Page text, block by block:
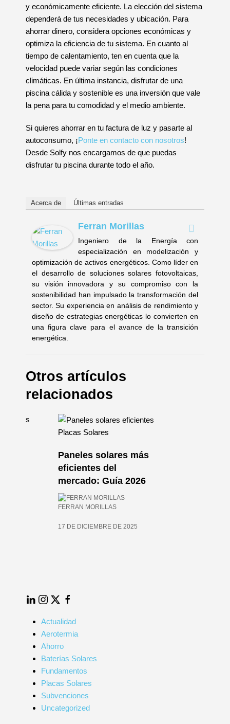
y económicamente eficiente. La elección del sistema
dependerá de tus necesidades y ubicación. Para
ahorrar dinero, considera opciones económicas y
optimiza la eficiencia de tu sistema. En cuanto al
tiempo de calentamiento, ten en cuenta que la
velocidad puede variar según las condiciones
climáticas. En última instancia, disfrutar de una
piscina cálida y sostenible es una inversión que vale
la pena para tu comodidad y el medio ambiente.
Si quieres ahorrar en tu factura de luz y pasarte al
autoconsumo, ¡Ponte en contacto con nosotros!
Desde Solfy nos encargamos de que puedas
disfrutar tu piscina durante todo el año.
Acerca de Últimas entradas
Ferran Morillas
Ingeniero de la Energía con
especialización en modelización y
optimización de activos energéticos. Como líder en
el desarrollo de soluciones solares fotovoltaicas,
su visión innovadora y su compromiso con la
sostenibilidad han impulsado la transformación del
sector. Su experiencia en análisis de rendimiento y
diseño de estrategias energéticas lo convierten en
una figura clave para el avance de la transición
energética.
Otros artículos
relacionados
Placas Solares
Paneles solares más
eficientes del
mercado: Guía 2026
FERRAN MORILLAS
17 DE DICIEMBRE DE 2025
LinkedInInstagram
TwitterFacebook
Actualidad
Aerotermia
Ahorro
Baterías Solares
Fundamentos
Placas Solares
Subvenciones
Uncategorized